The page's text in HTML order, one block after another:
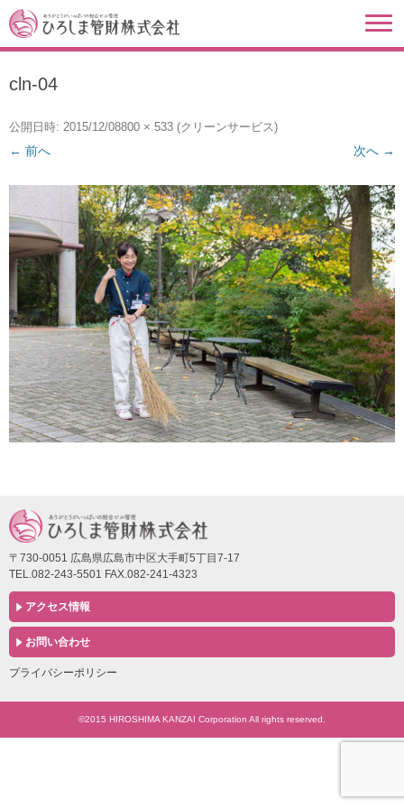
cln-04
公開日時: 2015/12/08800 × 533 (クリーンサービス)
← 前へ 次へ →
〒730-0051 広島県広島市中区大手町5丁目7-17
TEL.082-243-5501 FAX.082-241-4323
アクセス情報
お問い合わせ
プライバシーポリシー
©2015 HIROSHIMA KANZAI Corporation All rights reserved.